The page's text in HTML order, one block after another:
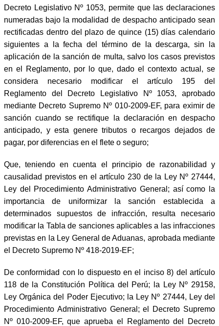
Decreto Legislativo Nº 1053, permite que las declaraciones
numeradas bajo la modalidad de despacho anticipado sean
rectificadas dentro del plazo de quince (15) días calendario
siguientes a la fecha del término de la descarga, sin la
aplicación de la sanción de multa, salvo los casos previstos
en el Reglamento, por lo que, dado el contexto actual, se
considera necesario modificar el artículo 195 del
Reglamento del Decreto Legislativo Nº 1053, aprobado
mediante Decreto Supremo Nº 010-2009-EF, para eximir de
sanción cuando se rectifique la declaración en despacho
anticipado, y esta genere tributos o recargos dejados de
pagar, por diferencias en el flete o seguro;
Que, teniendo en cuenta el principio de razonabilidad y
causalidad previstos en el artículo 230 de la Ley Nº 27444,
Ley del Procedimiento Administrativo General; así como la
importancia de uniformizar la sanción establecida a
determinados supuestos de infracción, resulta necesario
modificar la Tabla de sanciones aplicables a las infracciones
previstas en la Ley General de Aduanas, aprobada mediante
el Decreto Supremo Nº 418-2019-EF;
De conformidad con lo dispuesto en el inciso 8) del artículo
118 de la Constitución Política del Perú; la Ley Nº 29158,
Ley Orgánica del Poder Ejecutivo; la Ley Nº 27444, Ley del
Procedimiento Administrativo General; el Decreto Supremo
Nº 010-2009-EF, que aprueba el Reglamento del Decreto